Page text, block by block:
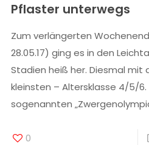
Pflaster unterwegs
Zum verlängerten
28.05.17) ging es in den
Stadien heiß her. Diesmal mit
kleinsten – Altersklasse 4/5/6.
sogenannten
0